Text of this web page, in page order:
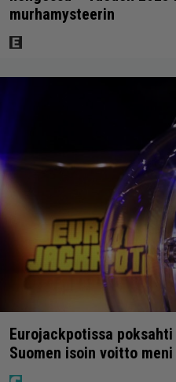
murhamysteerin
Eurojackpotissa
Suomen isoin voitto meni